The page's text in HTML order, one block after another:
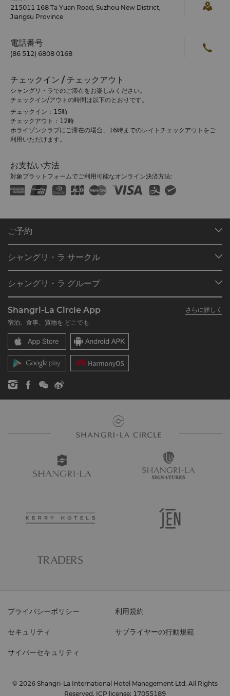
215011 168 Ta Yuan Road, Suzhou New District,
Jiangsu Province
電話番号
(86 512) 6808 0168
チェックイン / チェックアウト
シャングリ・ラでのご滞在をお楽しみください。
チェックイン/アウトの時間は以下のとおりです。
チェックイン：15時
チェックアウト：12時
ホライゾンクラブにご滞在の場合、16時までのレイトチェックアウトをご
利用いただけます。
お支払い方法
対象プラットフォームでご利用可能なオンライン決済方法:
ご予約
ご予約の検索
レストラン＆バー
シャングリ・ラ サークル
シャングリ・ラ サークルに入会
よくあるお問合せや質問
SLCに関するお問い合わせ
シャングリ・ラ グループ
シャングリ・ラ ブランド
シャングリ・ラ センター
レジデンス
お問い合わせ
採用情報
企業の社会的責任
ニュース
Shangri-La Circle App
さらに詳しく
宿泊、食事、買物を どこでも
プライバシーポリシー 利用規約
セキュリティ サプライヤーの行動規範
サイバーセキュリティ
© 2026 Shangri-La International Hotel Management Ltd. All Rights
Reserved. ICP license: 17055189